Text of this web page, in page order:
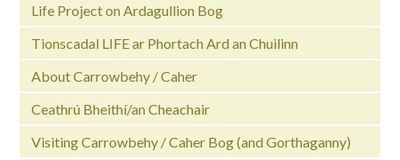
Life Project on Ardagullion Bog
Tionscadal LIFE ar Phortach Ard an Chuilinn
About Carrowbehy / Caher
Ceathrú Bheithí/an Cheachair
Visiting Carrowbehy / Caher Bog (and Gorthaganny)